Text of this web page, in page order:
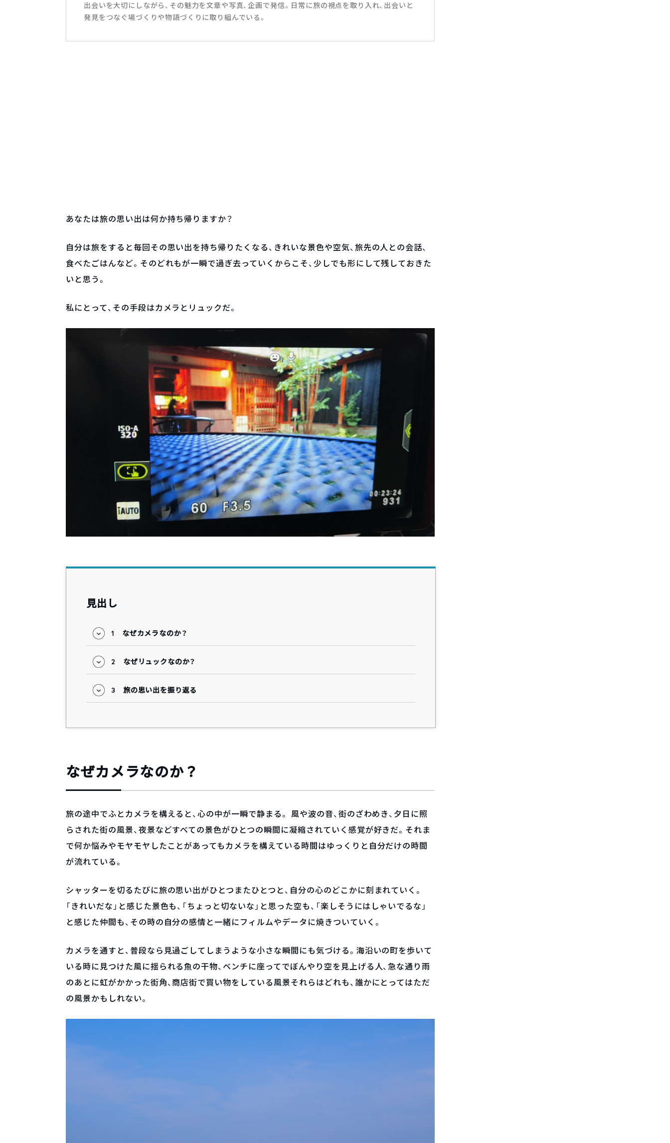
出会いを大切にしながら、その魅力を文章や写真、企画で発信。日常に旅の視点を取り入れ、出会いと
発見をつなぐ場づくりや物語づくりに取り組んでいる。
あなたは旅の思い出は何か持ち帰りますか？
自分は旅をすると毎回その思い出を持ち帰りたくなる、きれいな景色や空気、旅先の人との会話、
食べたごはんなど。そのどれもが一瞬で過ぎ去っていくからこそ、少しでも形にして残しておきた
いと思う。
私にとって、その手段はカメラとリュックだ。
見出し
1 なぜカメラなのか？
2 なぜリュックなのか？
3 旅の思い出を振り返る
なぜカメラなのか？
旅の途中でふとカメラを構えると、心の中が一瞬で静まる。 風や波の音、街のざわめき、夕日に照
らされた街の風景、夜景などすべての景色がひとつの瞬間に凝縮されていく感覚が好きだ。それま
で何か悩みやモヤモヤしたことがあってもカメラを構えている時間はゆっくりと自分だけの時間
が流れている。
シャッターを切るたびに旅の思い出がひとつまたひとつと、自分の心のどこかに刻まれていく。
「きれいだな」と感じた景色も、「ちょっと切ないな」と思った空も、「楽しそうにはしゃいでるな」
と感じた仲間も、その時の自分の感情と一緒にフィルムやデータに焼きついていく。
カメラを通すと、普段なら見過ごしてしまうような小さな瞬間にも気づける。海沿いの町を歩いて
いる時に見つけた風に揺られる魚の干物、ベンチに座ってでぼんやり空を見上げる人、急な通り雨
のあとに虹がかかった街角、商店街で買い物をしている風景それらはどれも、誰かにとってはただ
の風景かもしれない。